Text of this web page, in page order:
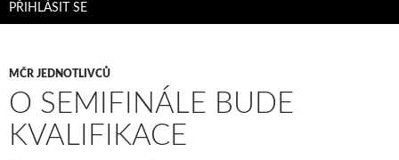
WEBU
PŘIHLÁSIT SE
MČR JEDNOTLIVCŮ
O SEMIFINÁLE BUDE
KVALIFIKACE